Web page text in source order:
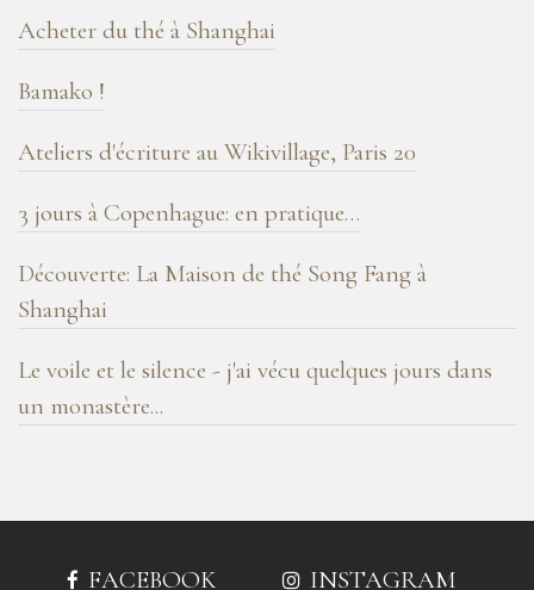
Acheter du thé à Shanghai
Bamako !
Ateliers d'écriture au Wikivillage, Paris 20
3 jours à Copenhague: en pratique…
Découverte: La Maison de thé Song Fang à
Shanghai
Le voile et le silence - j'ai vécu quelques jours dans
un monastère...
FACEBOOK INSTAGRAM